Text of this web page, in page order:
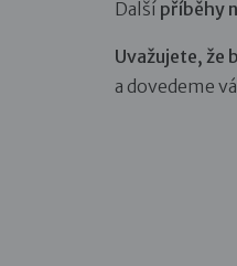
Další příběhy
Uvažujete, že
a dovedeme